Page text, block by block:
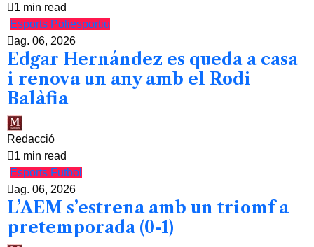
1 min read
Esports Poliesportiu
ag. 06, 2026
Edgar Hernández es queda a casa
i renova un any amb el Rodi
Balàfia
Redacció
1 min read
Esports Futbol
ag. 06, 2026
L’AEM s’estrena amb un triomf a
pretemporada (0-1)